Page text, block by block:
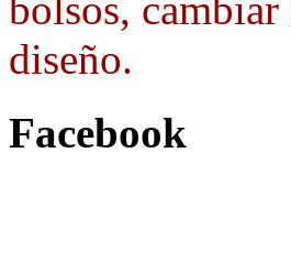
bolsos,
diseño.
Facebook